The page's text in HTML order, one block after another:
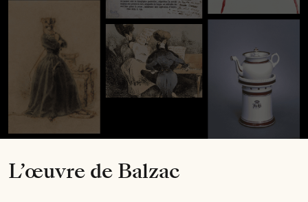
L’œuvrede Balzac